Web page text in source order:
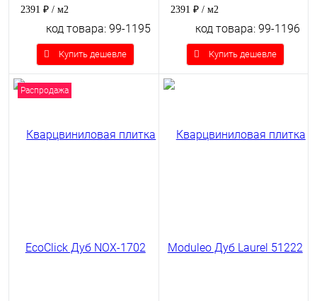
2391 ₽ / м2
код товара: 99-1195
Купить дешевле
2391 ₽ / м2
код товара: 99-1196
Купить дешевле
Распродажа